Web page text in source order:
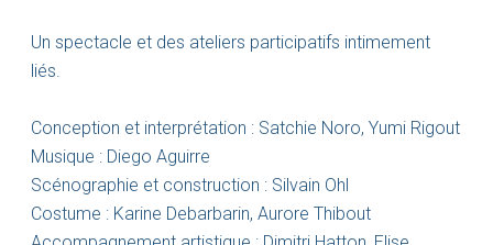
Un spectacle et des ateliers participatifs intimement
liés.
Conception et interprétation : Satchie Noro, Yumi Rigout
Musique : Diego Aguirre
Scénographie et construction : Silvain Ohl
Costume : Karine Debarbarin, Aurore Thibout